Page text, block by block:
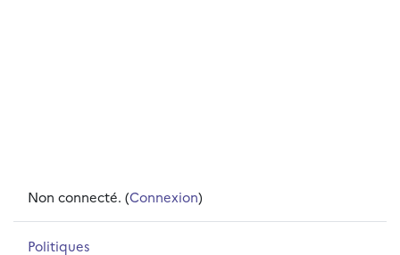
Non connecté. (Connexion)
Politiques